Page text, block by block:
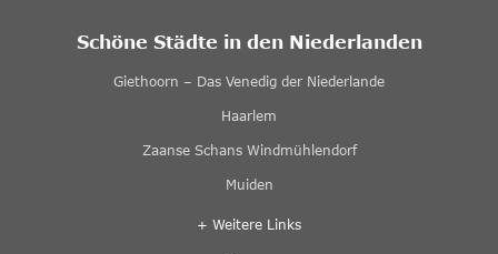
Schöne Städte in den Niederlanden
Giethoorn – Das Venedig der Niederlande
Haarlem
Zaanse Schans Windmühlendorf
Muiden
+ Weitere Links